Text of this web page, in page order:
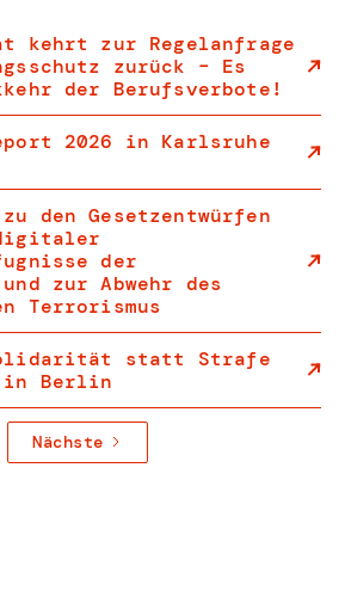
kehrt zur Regelanfrage
zurück – Es
der Berufsverbote!
2026 in Karlsruhe
den Gesetzentwürfen
der
zur Abwehr des
Terrorismus
statt Strafe
in Berlin
Nächste